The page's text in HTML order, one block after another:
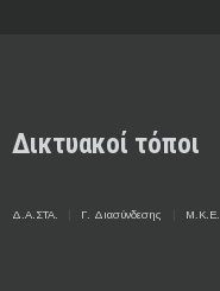
Δικτυακοί τόποι
Δ.Α.ΣΤΑ. Γ. Διασύνδεσης Μ.Κ.Ε.